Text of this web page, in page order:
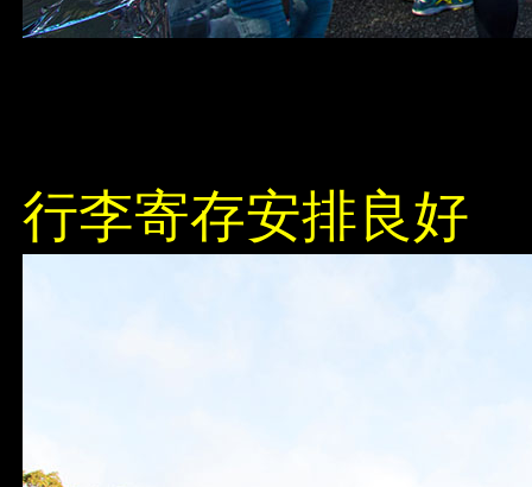
行李寄存安排良好